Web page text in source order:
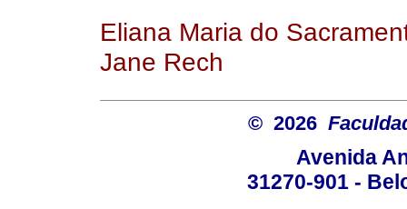
Eliana Maria do
Jane Rech
© 2026
Avenida
31270-901 -